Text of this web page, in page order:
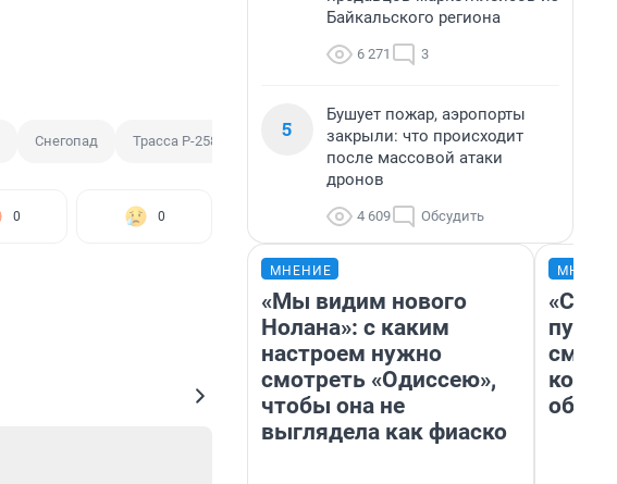
Снегопад Трасса Р-258 Байкал
0 0
Байкальского региона
6 271 3
5
Бушует пожар, аэропорты
закрыли: что происходит
после массовой атаки
дронов
4 609 Обсудить
МНЕНИЕ
«Мы видим нового
Нолана»: с каким
настроем нужно
смотреть «Одиссею»,
чтобы она не
выглядела как фиаско